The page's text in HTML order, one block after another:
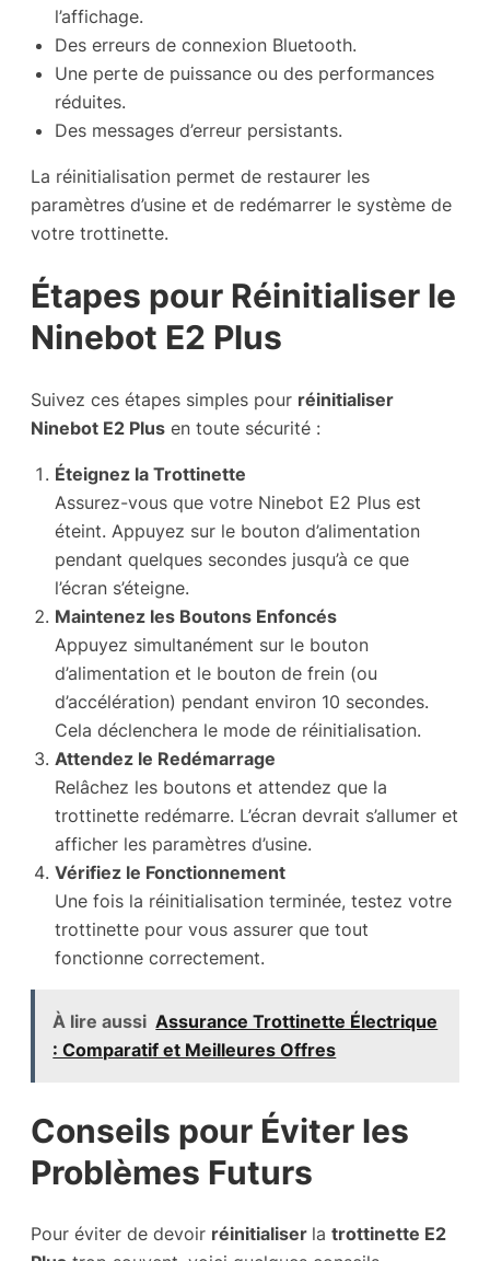
l’affichage.
Des erreurs de connexion Bluetooth.
Une perte de puissance ou des performances
réduites.
Des messages d’erreur persistants.
La réinitialisation permet de restaurer les
paramètres d’usine et de redémarrer le système de
votre trottinette.
Étapes pour Réinitialiser le
Ninebot E2 Plus
Suivez ces étapes simples pour réinitialiser
Ninebot E2 Plus en toute sécurité :
Éteignez la Trottinette
Assurez-vous que votre Ninebot E2 Plus est
éteint. Appuyez sur le bouton d’alimentation
pendant quelques secondes jusqu’à ce que
l’écran s’éteigne.
Maintenez les Boutons Enfoncés
Appuyez simultanément sur le bouton
d’alimentation et le bouton de frein (ou
d’accélération) pendant environ 10 secondes.
Cela déclenchera le mode de réinitialisation.
Attendez le Redémarrage
Relâchez les boutons et attendez que la
trottinette redémarre. L’écran devrait s’allumer et
afficher les paramètres d’usine.
Vérifiez le Fonctionnement
Une fois la réinitialisation terminée, testez votre
trottinette pour vous assurer que tout
fonctionne correctement.
À lire aussi Assurance Trottinette Électrique
: Comparatif et Meilleures Offres
Conseils pour Éviter les
Problèmes Futurs
Pour éviter de devoir réinitialiser la trottinette E2